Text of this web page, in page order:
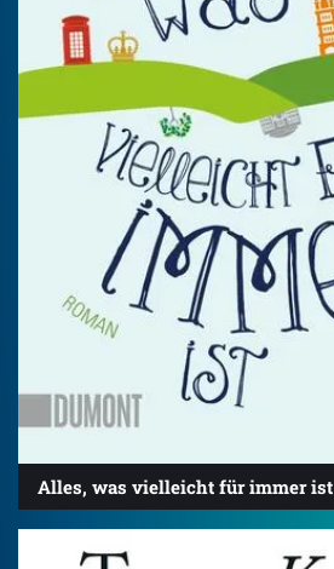
Alles, was vielleicht für immer ist